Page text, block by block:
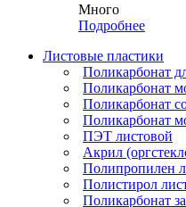
Много
Подробнее
Листовые пластики
Поликарбонат
Поликарбонат
Поликарбонат
Поликарбонат
ПЭТ листовой
Акрил
Полипропилен
Полистирол
Поликарбонат